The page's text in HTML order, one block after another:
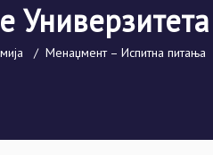
/ Менаџмент – Испитна питања